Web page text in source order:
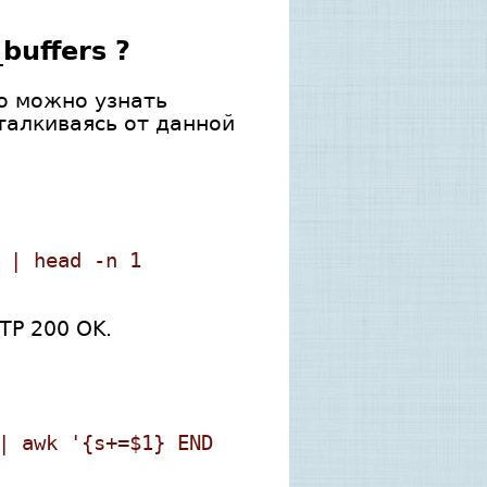
?
можно узнать
от данной
head -n 1
200 OK.
'{s+=$1} END